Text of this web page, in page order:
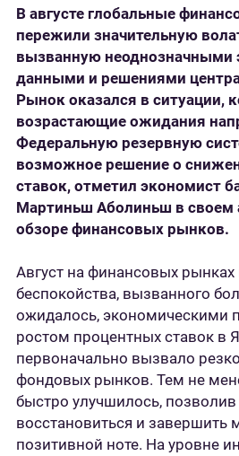
В августе глобальные
пережили значительную
вызванную неоднозначными
данными и решениями
Рынок оказался в ситуации,
возрастающие ожидания
Федеральную резервную
возможное решение о
ставок, отметил экономист
Мартиньш Аболиньш в своем
обзоре финансовых рынков.
Август на финансовых рынках
беспокойства, вызванного
ожидалось, экономическими
ростом процентных ставок в
первоначально вызвало
фондовых рынков. Тем не
быстро улучшилось,
восстановиться и завершить
позитивной ноте. На уровне